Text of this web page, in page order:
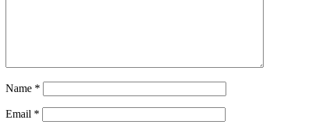
Name *
Email *